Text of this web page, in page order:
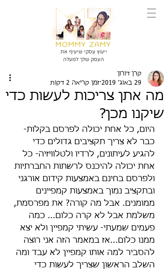
ייעוץ עסקי שיעיף את
העסק שלך למעלה
מה אתן צריכות לעשות כדי
שיקנו מכן?
קרן דורון
29 באוג׳ 2019
זמן קריאה 2 דקות
היום, כל אחת יכולה לפרסם בקלות-
כבר לא צריך תקציבים גדולים כדי
להגיע לעיתונים, לרדיו ולטלוויזיה- כל
אחת יכולה להיכנס לרשתות החברתיות
ולפרסם בחינם באמצעות קידום אורגני
ובתקציב נמוך באמצעות קמפיינים
ממומנים. אבל מה קורה? את מפרסמת,
משלמת אבל לא קרה כלום... כמה
פעמים שמעתי- עשיתי קמפיין ולא יצא
ממנו כלום...אז במאמר הזה אני רוצה
להסביר למה אותו קמפיין לא עבד ומה
השלב הראשון שצריך לעשות כדי